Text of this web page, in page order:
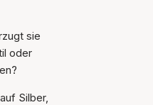
sie
oder
Silber,